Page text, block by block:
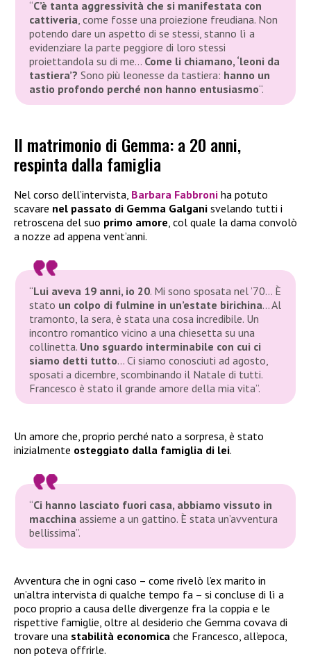
“C’è tanta aggressività che si manifestata con
cattiveria, come fosse una proiezione freudiana. Non
potendo dare un aspetto di se stessi, stanno lì a
evidenziare la parte peggiore di loro stessi
proiettandola su di me… Come li chiamano, ‘leoni da
tastiera’? Sono più leonesse da tastiera: hanno un
astio profondo perché non hanno entusiasmo“.
Il matrimonio di Gemma: a 20 anni,
respinta dalla famiglia
Nel corso dell’intervista, Barbara Fabbroni ha potuto
scavare nel passato di Gemma Galgani svelando tutti i
retroscena del suo primo amore , col quale la dama convolò
a nozze ad appena vent’anni.
“Lui aveva 19 anni, io 20. Mi sono sposata nel ’70… È
stato un colpo di fulmine in un’estate birichina… Al
tramonto, la sera, è stata una cosa incredibile. Un
incontro romantico vicino a una chiesetta su una
collinetta. Uno sguardo interminabile con cui ci
siamo detti tutto… Ci siamo conosciuti ad agosto,
sposati a dicembre, scombinando il Natale di tutti.
Francesco è stato il grande amore della mia vita”.
Un amore che, proprio perché nato a sorpresa, è stato
inizialmente osteggiato dalla famiglia di lei.
“Ci hanno lasciato fuori casa, abbiamo vissuto in
macchina assieme a un gattino. È stata un’avventura
bellissima”.
Avventura che in ogni caso – come rivelò l’ex marito in
un’altra intervista di qualche tempo fa – si concluse di lì a
poco proprio a causa delle divergenze fra la coppia e le
rispettive famiglie, oltre al desiderio che Gemma covava di
trovare una stabilità economica che Francesco, all’epoca,
non poteva offrirle.